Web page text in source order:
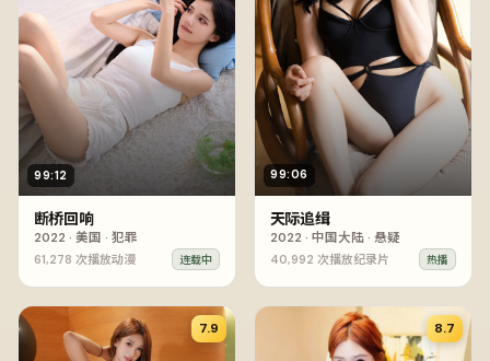
99:12
断桥回响
2022 · 美国 · 犯罪
61,278 次播放动漫 连载中
99:06
天际追缉
2022 · 中国大陆· 悬疑
40,992 次播放纪录片 热播
7.9 8.7